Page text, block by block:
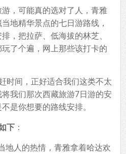
，可能真的选对了人，青雅
地精华景点的七日游路线，
，把拉萨、低海拔的林芝、
了个遍，网上那些该打卡的
时间，正好适合我们这类不太
我们那次西藏旅游7日游的安
是你想要的路线安排。
下 ：
地人的热情，青雅拿着哈达欢